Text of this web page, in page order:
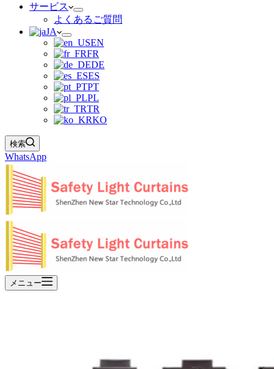
サービス
よくあるご質問
JA
EN
FR
DE
ES
PT
PL
TR
KO
検索
WhatsApp
メニュー